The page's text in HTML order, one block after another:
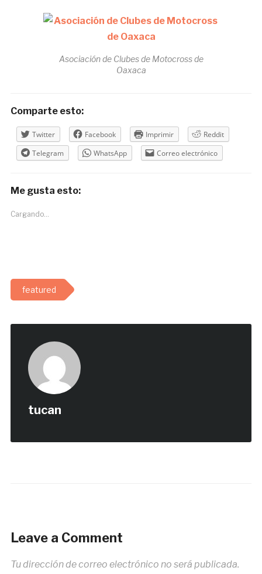
Asociación de Clubes de Motocross de
Oaxaca
Comparte esto:
Twitter Facebook Imprimir
Reddit
Telegram
WhatsApp Correo electrónico
Me gusta esto:
Cargando...
featured
tucan
Leave a Comment
Tu dirección de correo electrónico no será publicada.